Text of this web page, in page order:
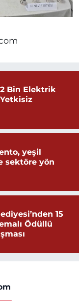
Bin Elektrik
yeşil
sektöre yön
15
Ödüllü